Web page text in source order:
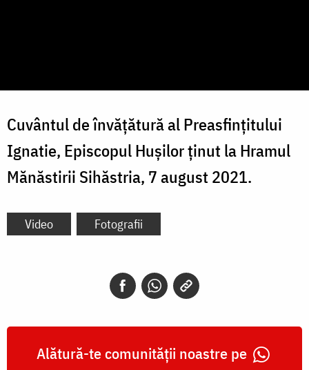
Cuvântul de învățătură al Preasfințitului
Ignatie, Episcopul Hușilor ținut la Hramul
Mănăstirii Sihăstria, 7 august 2021.
Video Fotografii
Alătură-te comunității noastre pe